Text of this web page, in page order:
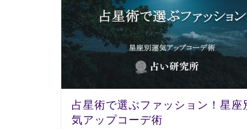
占星術で選ぶファッション！星座
気アップコーデ術